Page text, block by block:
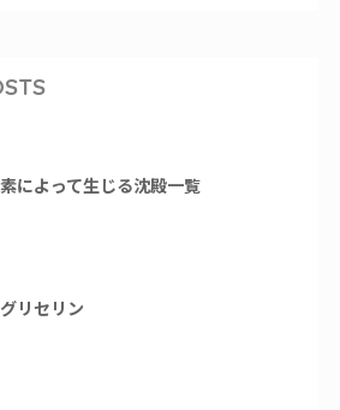
によって生じる沈殿一覧
リセリン